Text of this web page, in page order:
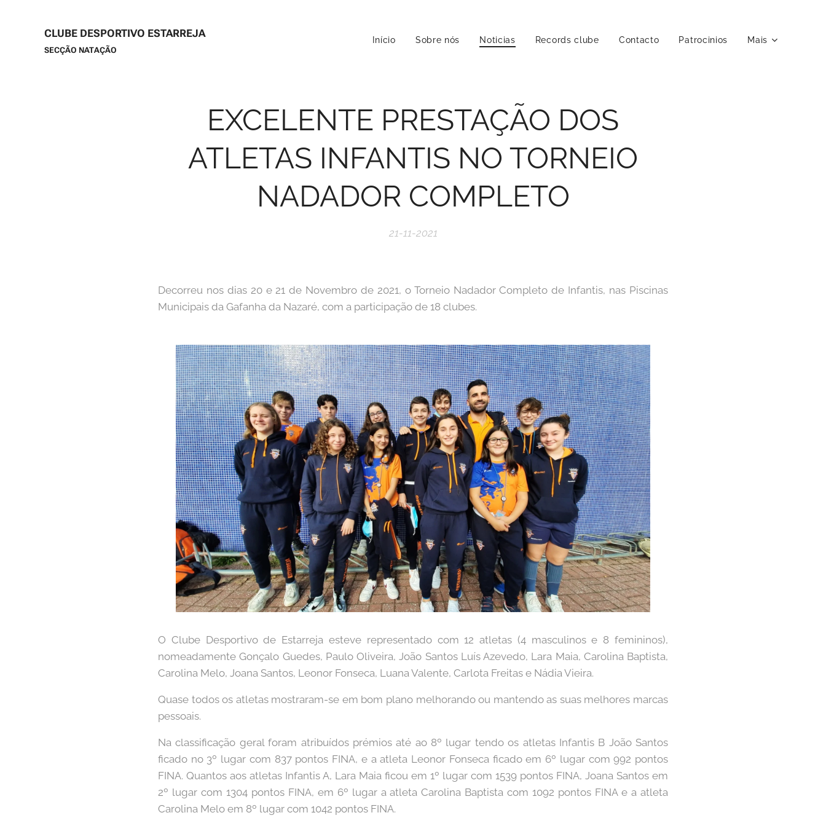
CLUBE DESPORTIVO ESTARREJA
SECÇÃO NATAÇÃO
Início Sobre nós Noticias Records clube Contacto Patrocinios Mais
EXCELENTE PRESTAÇÃO DOS
ATLETAS INFANTIS NO TORNEIO
NADADOR COMPLETO
21-11-2021
Decorreu nos dias 20 e 21 de Novembro de 2021, o Torneio Nadador Completo de Infantis, nas Piscinas
Municipais da Gafanha da Nazaré, com a participação de 18 clubes.
O Clube Desportivo de Estarreja esteve representado com 12 atletas (4 masculinos e 8 femininos),
nomeadamente Gonçalo Guedes, Paulo Oliveira, João Santos Luís Azevedo, Lara Maia, Carolina Baptista,
Carolina Melo, Joana Santos, Leonor Fonseca, Luana Valente, Carlota Freitas e Nádia Vieira.
Quase todos os atletas mostraram-se em bom plano melhorando ou mantendo as suas melhores marcas
pessoais.
Na classificação geral foram atribuídos prémios até ao 8º lugar tendo os atletas Infantis B João Santos
ficado no 3º lugar com 837 pontos FINA, e a atleta Leonor Fonseca ficado em 6º lugar com 992 pontos
FINA. Quantos aos atletas Infantis A, Lara Maia ficou em 1º lugar com 1539 pontos FINA, Joana Santos em
2º lugar com 1304 pontos FINA, em 6º lugar a atleta Carolina Baptista com 1092 pontos FINA e a atleta
Carolina Melo em 8º lugar com 1042 pontos FINA.